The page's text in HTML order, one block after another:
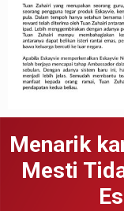
Menarik
Mesti